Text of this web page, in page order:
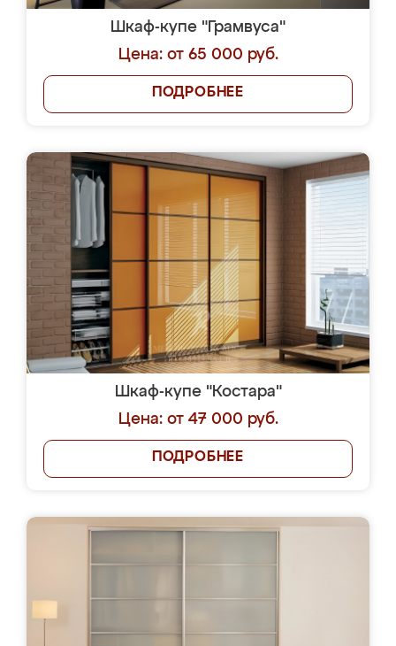
Шкаф-купе "Грамвуса"
Цена: от 65 000 руб.
ПОДРОБНЕЕ
Шкаф-купе "Костара"
Цена: от 47 000 руб.
ПОДРОБНЕЕ